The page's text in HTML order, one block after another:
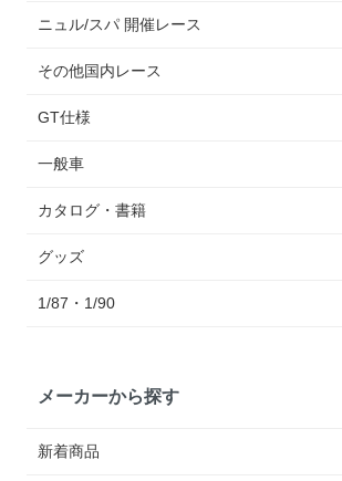
ニュル/スパ 開催レース
その他国内レース
GT仕様
一般車
カタログ・書籍
グッズ
1/87・1/90
メーカーから探す
新着商品